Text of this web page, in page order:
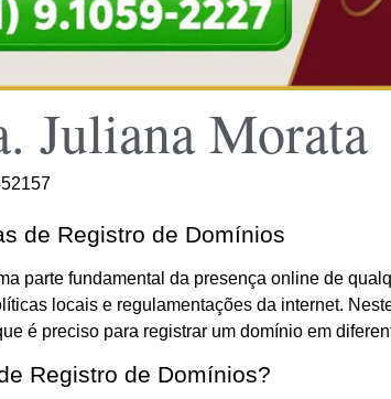
Juliana Morata
de Registro de Domínios
parte fundamental da presença online de
locais e regulamentações da internet.
é preciso para registrar um domínio em
Registro de Domínios?